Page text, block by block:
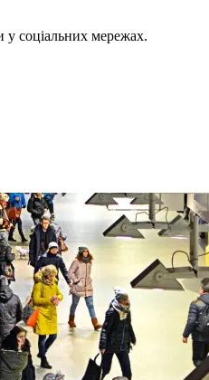
у соціальних мережах.